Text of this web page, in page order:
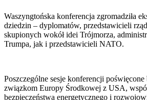
Waszyngtońska konferencja zgromadziła
dziedzin – dyplomatów, przedstawicieli
skupionych wokół idei Trójmorza,
Trumpa, jak i przedstawicieli NATO.
Poszczególne sesje konferencji poświęcone
związkom Europy Środkowej z USA,
bezpieczeństwa energetycznego i